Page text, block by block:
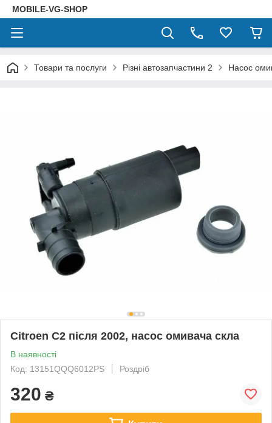
MOBILE-VG-SHOP
Товари та послуги Різні автозапчастини 2 Насос
Citroen C2 після 2002, насос омивача скла
В наявності
Код: 13151QQQ6012PS
Роздріб
320 ₴